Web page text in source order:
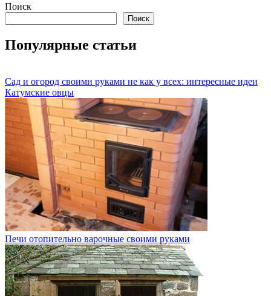
Поиск
Поиск
Популярные статьи
Сад и огород своими руками не как у всех: интересные идеи
Катумские овцы
Печи отопительно варочные своими руками